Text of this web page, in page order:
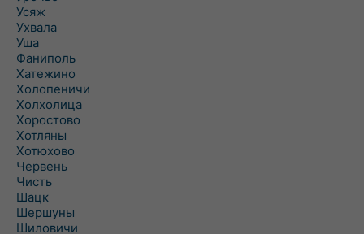
Усяж
Ухвала
Уша
Фаниполь
Хатежино
Холопеничи
Холхолица
Хоростово
Хотляны
Хотюхово
Червень
Чисть
Шацк
Шершуны
Шиловичи